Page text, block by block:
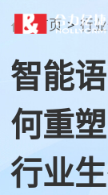
首页 > 行
智能
何重
行业生